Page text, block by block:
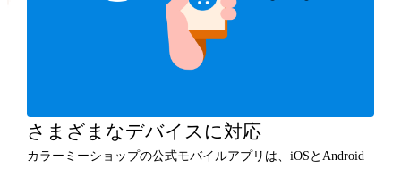
さまざまなデバイスに対応
カラーミーショップの公式モバイルアプリは、iOSとAndroid